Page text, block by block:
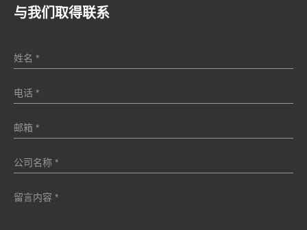
与我们取得联系